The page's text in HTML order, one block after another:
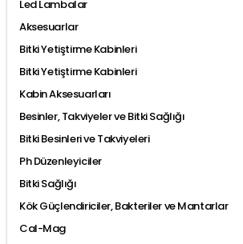
Led Lambalar
Aksesuarlar
Bitki Yetiştirme Kabinleri
Bitki Yetiştirme Kabinleri
Kabin Aksesuarları
Besinler, Takviyeler ve Bitki Sağlığı
Bitki Besinleri ve Takviyeleri
Ph Düzenleyiciler
Bitki Sağlığı
Kök Güçlendiriciler, Bakteriler ve Mantarlar
Cal-Mag